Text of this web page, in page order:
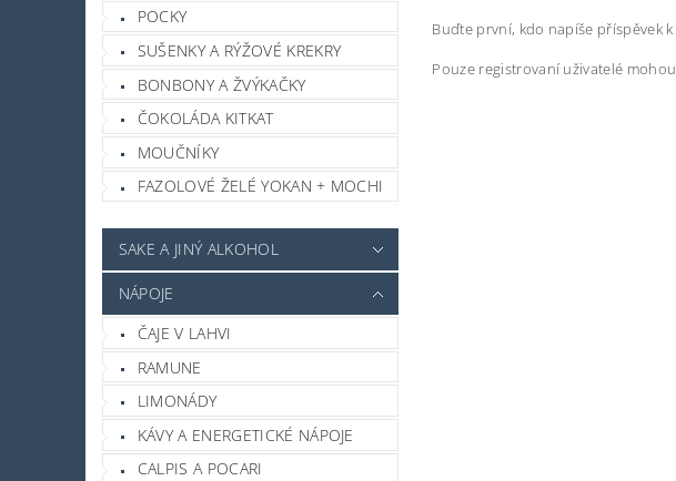
POCKY
SUŠENKY A RÝŽOVÉ KREKRY
BONBONY A ŽVÝKAČKY
ČOKOLÁDA KITKAT
MOUČNÍKY
FAZOLOVÉ ŽELÉ YOKAN + MOCHI
SAKE A JINÝ ALKOHOL
NÁPOJE
ČAJE V LAHVI
RAMUNE
LIMONÁDY
KÁVY A ENERGETICKÉ NÁPOJE
CALPIS A POCARI
Buďte první, kdo napíše příspěvek
Pouze registrovaní uživatelé